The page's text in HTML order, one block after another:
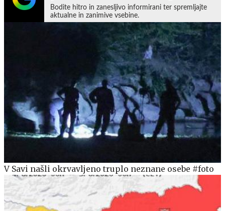
Bodite hitro in zanesljivo informirani ter spremljajte
aktualne in zanimive vsebine.
V Savi našli okrvavljeno truplo neznane osebe #foto